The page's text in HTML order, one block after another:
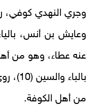
وجري النهدي كوفي،
عنه عطاء، وهو من
من أهل الكوفة.